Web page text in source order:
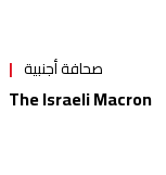
صحافة أجنبية
The Israeli Macron